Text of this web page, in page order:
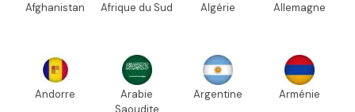
Afghanistan Afrique du Sud Algérie Allemagne
Andorre
Arabie
Argentine Arménie